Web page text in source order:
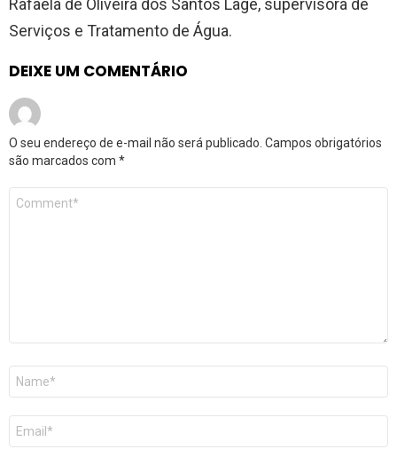
Rafaela de Oliveira dos Santos Lage, supervisora de
Serviços e Tratamento de Água.
DEIXE UM COMENTÁRIO
O seu endereço de e-mail não será publicado. Campos obrigatórios
são marcados com *
Comentário
Nome
E-
mail
*